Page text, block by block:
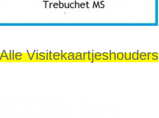
Visitekaartjeshouders